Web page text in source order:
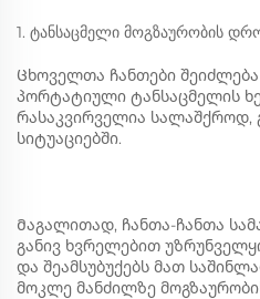
1. ტანსაცმელი მოგზაურობის
Ცხოველთა ჩანთები
პორტატიული ტანსაცმელის
რასაკვირველია სალაშქროდ,
სიტუაციებში.
Მაგალითად, ჩანთა-ჩანთა
განივ ხვრელებით
და შეამსუბუქებს მათ
მოკლე მანძილზე